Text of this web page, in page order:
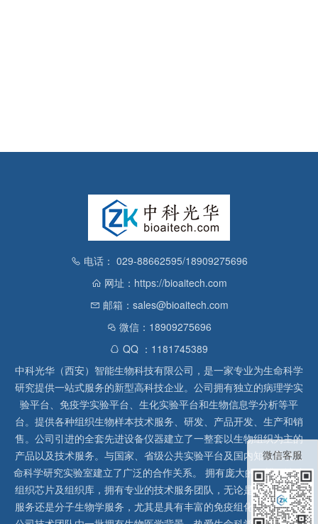
电话： 029-88662595/18909275696
网址：https://bioaitech.com
邮箱：sales@bioaitech.com
微信：18909275696
QQ ：1181745389
中科光华（西安）智能生物科技有限公司，是一家专业为生命科学
研究提供一站式服务的新型高科技企业。公司拥有独立的病理学实
验平台、免疫学实验平台、生化实验平台和生物信息学分析等平
台。提供各种组织生物样本技术服务、研发、产品开发、生产和销
售。公司引进的全套先进设备仪器建立了一整套以生物组织为主的
产品以及技术服务。与国家、省级公共实验平台及国内知名高校生
命科学研究实验室建立了广泛的合作关系。 拥有庞大的石蜡、冰冻
组织芯片及组织库，拥有专业的技术服务团队，无论是形态病理学
服务还是分子生物学服务，尤其是具有丰富的免疫组化实验经验，
微信客服